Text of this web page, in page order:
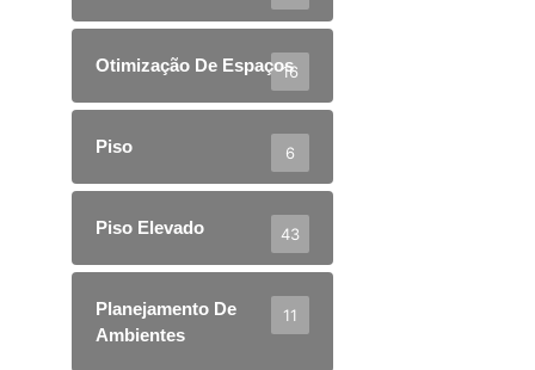
Otimização De Espaços
16
Piso 6
Piso Elevado 43
Planejamento De
Ambientes
11